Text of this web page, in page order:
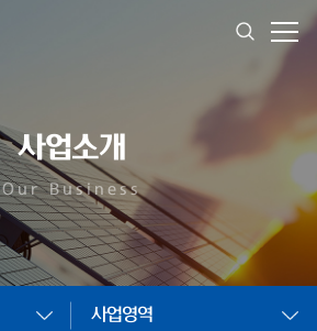
사업소개
Our Business
사업영역